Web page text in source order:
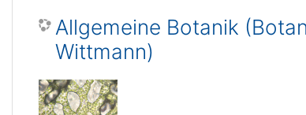
Allgemeine Botanik
Wittmann)